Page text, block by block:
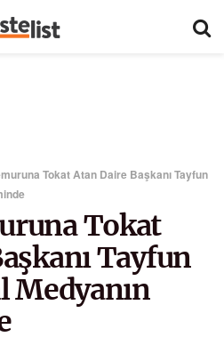
Tokat Atan Daire Başkanı Tayfun
Tokat
Tayfun
Medyanın